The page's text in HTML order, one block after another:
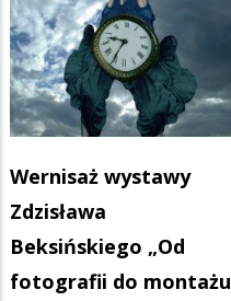
Wernisaż wystawy
Zdzisława
Beksińskiego „Od
fotografii do montażu